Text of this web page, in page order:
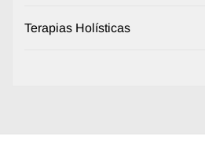
Terapias Holísticas